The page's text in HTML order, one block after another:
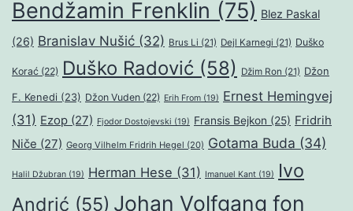
Bendžamin Frenklin (75) Blez Paskal
(26) Branislav Nušić (32) Brus Li (21) Dejl Karnegi (21) Duško
Korać (22) Duško Radović (58) Džim Ron (21) Džon
F. Kenedi (23) Džon Vuden (22) Erih From (19) Ernest Hemingvej
(31) Ezop (27) Fjodor Dostojevski (19) Fransis Bejkon (25) Fridrih
Niče (27) Georg Vilhelm Fridrih Hegel (20) Gotama Buda (34)
Halil Džubran (19) Herman Hese (31) Imanuel Kant (19)
Ivo
Andrić (55) Johan Volfgang fon